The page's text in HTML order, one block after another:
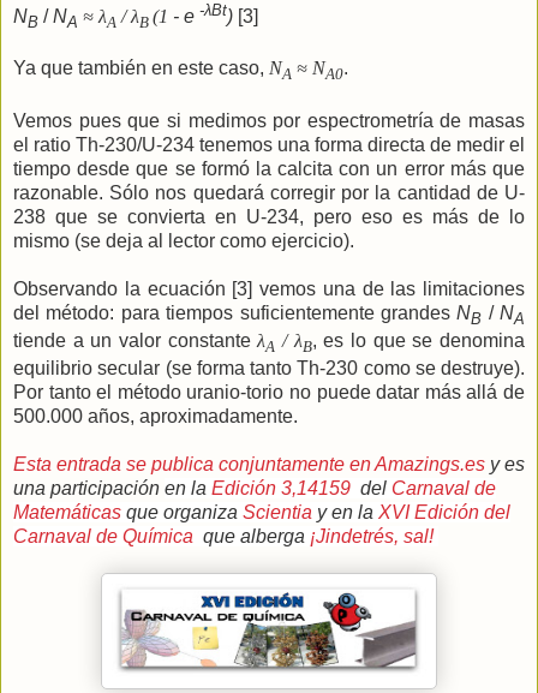
NB /NA ≈ λA /λB (1 - e -λBt) [3]
Ya que también en este caso, NA ≈ NA0.
Vemos pues que si medimos por espectrometría de masas
el ratio Th-230/U-234 tenemos una forma directa de medir el
tiempo desde que se formó la calcita con un error más que
razonable. Sólo nos quedará corregir por la cantidad de U-
238 que se convierta en U-234, pero eso es más de lo
mismo (se deja al lector como ejercicio).
Observando la ecuación [3] vemos una de las limitaciones
del método: para tiempos suficientemente grandesNB / NA
tiende a un valor constanteλA / λB, es lo que se denomina
equilibrio secular (se forma tanto Th-230 como se destruye).
Por tanto el método uranio-torio no puede datar más allá de
500.000 años, aproximadamente.
Esta entrada se publica conjuntamente en Amazings.es y es
una participación en la Edición 3,14159 del Carnaval de
Matemáticas que organiza Scientia y en la XVI Edición del
Carnaval de Química que alberga ¡Jindetrés, sal!